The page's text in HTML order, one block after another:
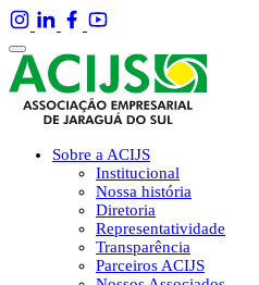
Sobre a ACIJS
Institucional
Nossa história
Diretoria
Representatividade
Transparência
Parceiros ACIJS